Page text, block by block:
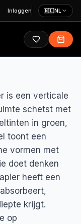
Inloggen 🇳🇱NL
is een verticale
schetst met
in groen,
toont een
vormen met
doet denken
heeft een
krijgt.
op